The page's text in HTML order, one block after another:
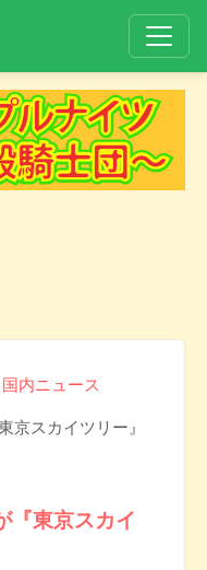
国内ニュース
京スカイツリー』
『東京スカイ